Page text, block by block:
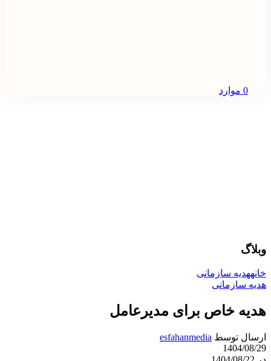
0 موارد
وبلاگ
خانههدیه سازمانی
هدیه سازمانی
هدیه خاص برای مدیرعامل
ارسال توسط esfahanmedia
1404/08/29